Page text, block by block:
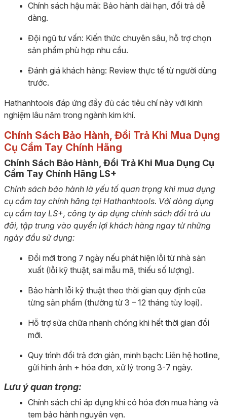
Chính sách hậu mãi: Bảo hành dài hạn, đổi trả dễ
dàng.
Đội ngũ tư vấn: Kiến thức chuyên sâu, hỗ trợ chọn
sản phẩm phù hợp nhu cầu.
Đánh giá khách hàng: Review thực tế từ người dùng
trước.
Hathanhtools đáp ứng đầy đủ các tiêu chí này với kinh
nghiệm lâu năm trong ngành kim khí.
Chính Sách Bảo Hành, Đổi Trả Khi Mua Dụng
Cụ Cầm Tay Chính Hãng
Chính Sách Bảo Hành, Đổi Trả Khi Mua Dụng Cụ
Cầm Tay Chính Hãng LS+
Chính sách bảo hành là yếu tố quan trọng khi mua dụng
cụ cầm tay chính hãng tại Hathanhtools. Với dòng dụng
cụ cầm tay LS+, công ty áp dụng chính sách đổi trả ưu
đãi, tập trung vào quyền lợi khách hàng ngay từ những
ngày đầu sử dụng:
Đổi mới trong 7 ngày nếu phát hiện lỗi từ nhà sản
xuất (lỗi kỹ thuật, sai mẫu mã, thiếu số lượng).
Bảo hành lỗi kỹ thuật theo thời gian quy định của
từng sản phẩm (thường từ 3 – 12 tháng tùy loại).
Hỗ trợ sửa chữa nhanh chóng khi hết thời gian đổi
mới.
Quy trình đổi trả đơn giản, minh bạch: Liên hệ hotline,
gửi hình ảnh + hóa đơn, xử lý trong 3-7 ngày.
Lưu ý quan trọng:
Chính sách chỉ áp dụng khi có hóa đơn mua hàng và
tem bảo hành nguyên vẹn.